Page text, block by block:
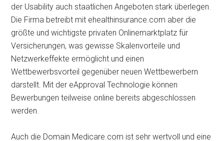
der Usability auch staatlichen Angeboten stark überlegen.
Die Firma betreibt mit ehealthinsurance.com aber die
größte und wichtigste privaten Onlinemarktplatz für
Versicherungen, was gewisse Skalenvorteile und
Netzwerkeffekte ermöglicht und einen
Wettbewerbsvorteil gegenüber neuen Wettbewerbern
darstellt. Mit der eApproval Technologie können
Bewerbungen teilweise online bereits abgeschlossen
werden.
Auch die Domain Medicare.com ist sehr wertvoll und eine